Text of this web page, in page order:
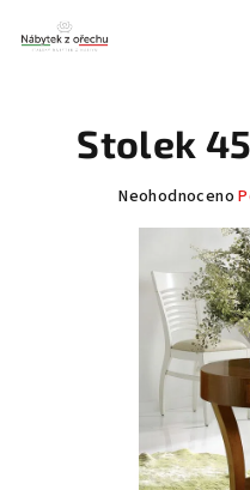
obsah
Stolek
Průměrné
hvězdiček.
Neohodnoceno